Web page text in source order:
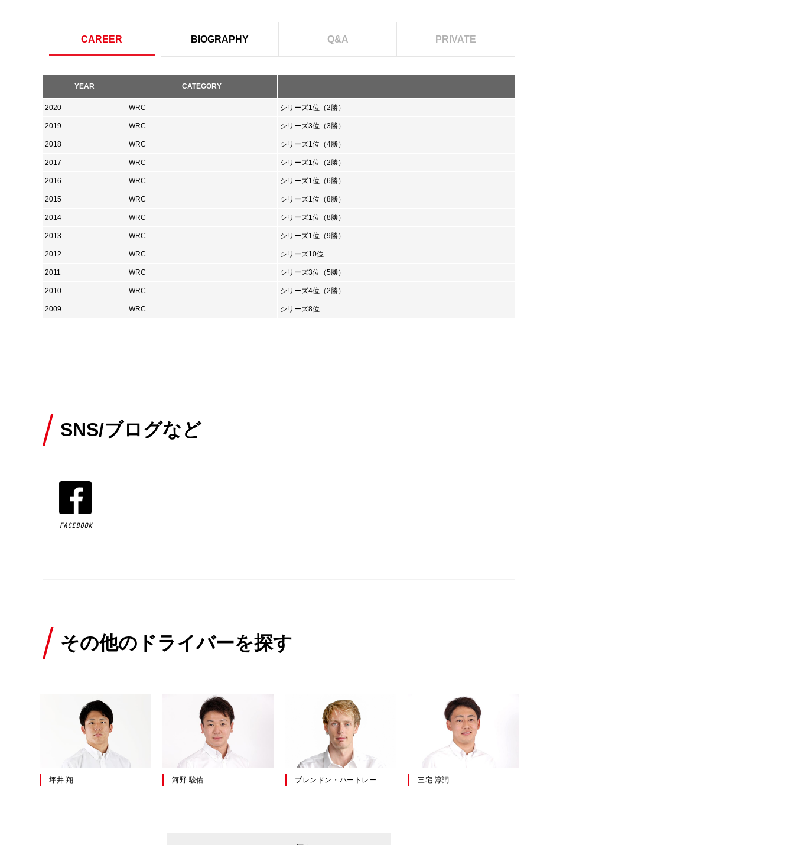
CAREER BIOGRAPHY Q&A PRIVATE
YEAR CATEGORY
2020 WRC シリーズ1位（2勝）
2019 WRC シリーズ3位（3勝）
2018 WRC シリーズ1位（4勝）
2017 WRC シリーズ1位（2勝）
2016 WRC シリーズ1位（6勝）
2015 WRC シリーズ1位（8勝）
2014 WRC シリーズ1位（8勝）
2013 WRC シリーズ1位（9勝）
2012 WRC シリーズ10位
2011 WRC シリーズ3位（5勝）
2010 WRC シリーズ4位（2勝）
2009 WRC シリーズ8位
SNS/ブログなど
FACEBOOK
その他のドライバーを探す
カッレ・ロバンペラ 山下 健太 石浦 宏明